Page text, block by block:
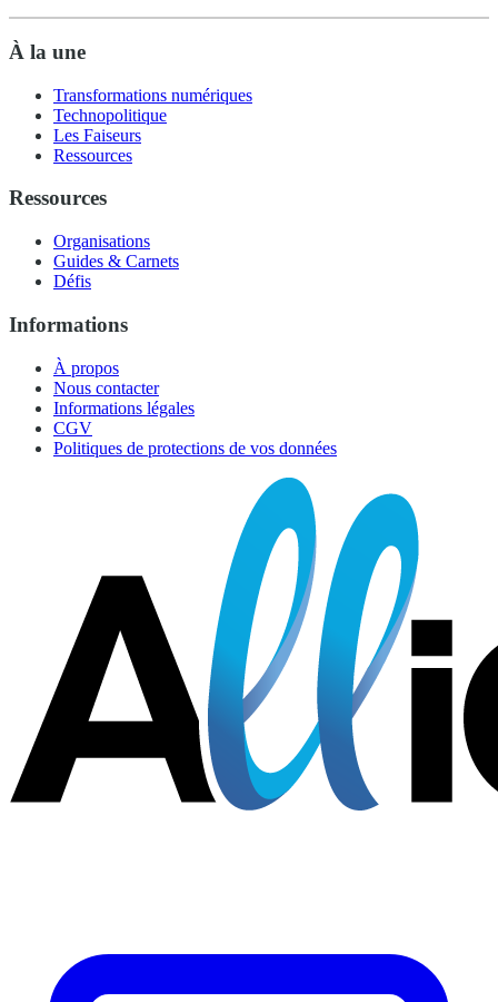
À la une
Transformations numériques
Technopolitique
Les Faiseurs
Ressources
Ressources
Organisations
Guides & Carnets
Défis
Informations
À propos
Nous contacter
Informations légales
CGV
Politiques de protections de vos données